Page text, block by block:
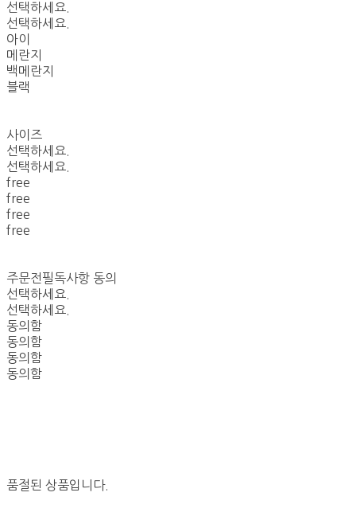
선택하세요.
선택하세요.
아이
메란지
백메란지
블랙
사이즈
선택하세요.
선택하세요.
free
free
free
free
주문전필독사항 동의
선택하세요.
선택하세요.
동의함
동의함
동의함
동의함
품절된 상품입니다.